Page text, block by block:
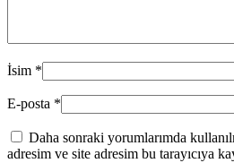
İsim *
E-posta *
Daha sonraki yorumlarımda
adresim ve site adresim bu tarayıcıya